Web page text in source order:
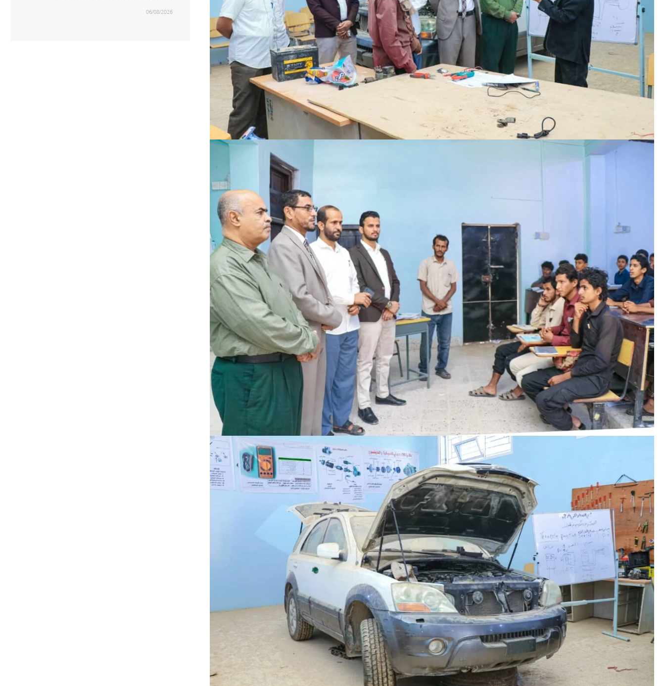
06/08/2026